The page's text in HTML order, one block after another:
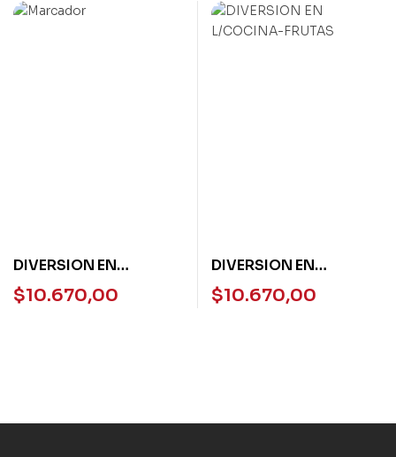
DIVERSION EN
L/COCINA-PAN D/MO
$10.670,00
DIVERSION EN
L/COCINA-FRUTAS
$10.670,00